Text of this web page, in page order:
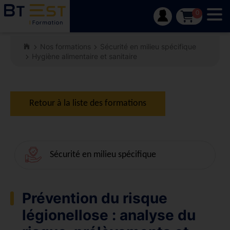
0
Nos formations
Sécurité en milieu spécifique
Hygiène alimentaire et sanitaire
Retour à la liste des formations
Sécurité en milieu spécifique
Prévention du risque
légionellose : analyse du